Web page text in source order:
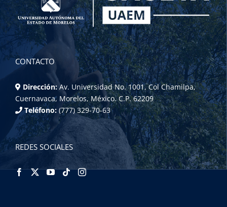
CONTACTO
Dirección: Av. Universidad No. 1001, Col Chamilpa,
Cuernavaca, Morelos, México. C.P. 62209
Teléfono: (777) 329-70-63
REDES SOCIALES